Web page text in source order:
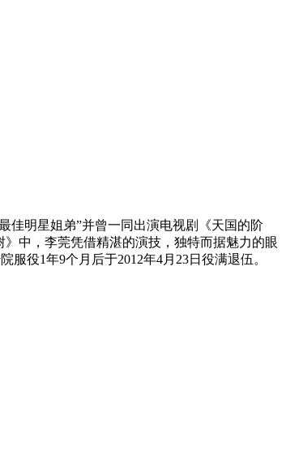
佳明星姐弟”并曾一同出演电视剧《天国的阶
中，李莞凭借精湛的演技，独特而据魅力的眼
役1年9个月后于2012年4月23日役满退伍。